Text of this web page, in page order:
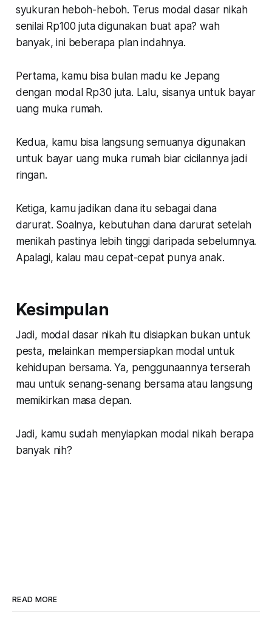
syukuran heboh-heboh. Terus modal dasar nikah
senilai Rp100 juta digunakan buat apa? wah
banyak, ini beberapa plan indahnya.
Pertama, kamu bisa bulan madu ke Jepang
dengan modal Rp30 juta. Lalu, sisanya untuk bayar
uang muka rumah.
Kedua, kamu bisa langsung semuanya digunakan
untuk bayar uang muka rumah biar cicilannya jadi
ringan.
Ketiga, kamu jadikan dana itu sebagai dana
darurat. Soalnya, kebutuhan dana darurat setelah
menikah pastinya lebih tinggi daripada sebelumnya.
Apalagi, kalau mau cepat-cepat punya anak.
Kesimpulan
Jadi, modal dasar nikah itu disiapkan bukan untuk
pesta, melainkan mempersiapkan modal untuk
kehidupan bersama. Ya, penggunaannya terserah
mau untuk senang-senang bersama atau langsung
memikirkan masa depan.
Jadi, kamu sudah menyiapkan modal nikah berapa
banyak nih?
READ MORE